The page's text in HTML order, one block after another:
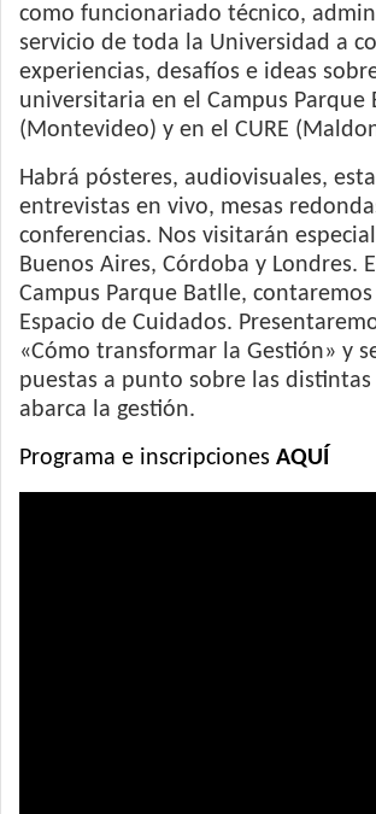
como funcionariado técnico,
servicio de toda la Universidad a
experiencias, desafíos e ideas
universitaria en el Campus Parque
(Montevideo) y en el CURE
Habrá pósteres, audiovisuales,
entrevistas en vivo, mesas
conferencias. Nos visitarán
Buenos Aires, Córdoba y Londres.
Campus Parque Batlle,
Espacio de Cuidados.
«Cómo transformar la Gestión» y
puestas a punto sobre las
abarca la gestión.
Programa e inscripciones AQUÍ